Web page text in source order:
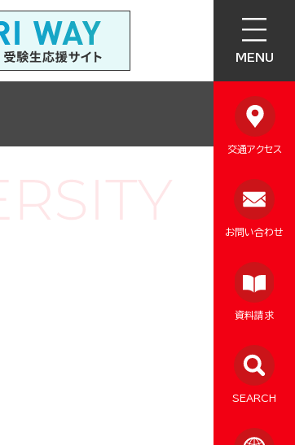
MENU
交通アクセス
お問い合わせ
資料請求
SEARCH